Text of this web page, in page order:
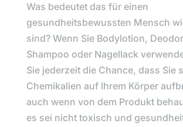
Was bedeutet das für einen
gesundheitsbewussten Mensch
sind? Wenn Sie Bodylotion,
Shampoo oder Nagellack
Sie jederzeit die Chance, dass Sie
Chemikalien auf Ihrem Körper
auch wenn von dem Produkt
es sei nicht toxisch und